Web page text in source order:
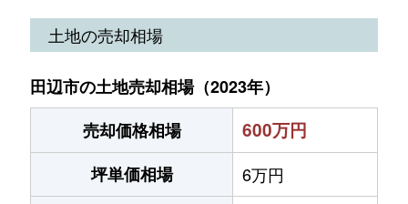
土地の売却相場
田辺市の土地売却相場（2023年）
売却価格相場
600万円
坪単価相場
6万円